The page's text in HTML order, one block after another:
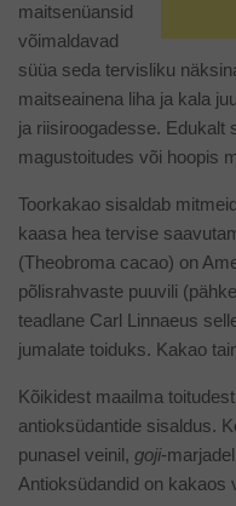
maitsenüansid
võimaldavad
süüa seda tervisliku
maitseainena liha ja kala
ja riisiroogadesse. Edukalt
magustoitudes või hoopis
Toorkakao sisaldab
kaasa hea tervise
(Theobroma cacao) on
põlisrahvaste puuvili
teadlane Carl Linnaeus
jumalate toiduks. Kakao
Kõikidest maailma
antioksüdantide sisaldus.
punasel veinil, goji-
Antioksüdandid on kakaos